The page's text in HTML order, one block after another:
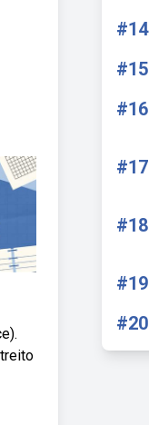
#14
#15
#16
#17
#18
#19
#20